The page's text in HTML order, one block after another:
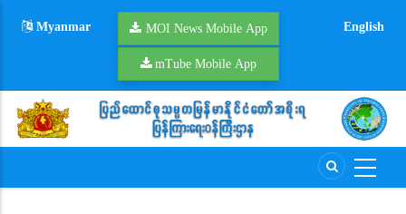
Myanmar MOI News Mobile App
mTube Mobile App
English